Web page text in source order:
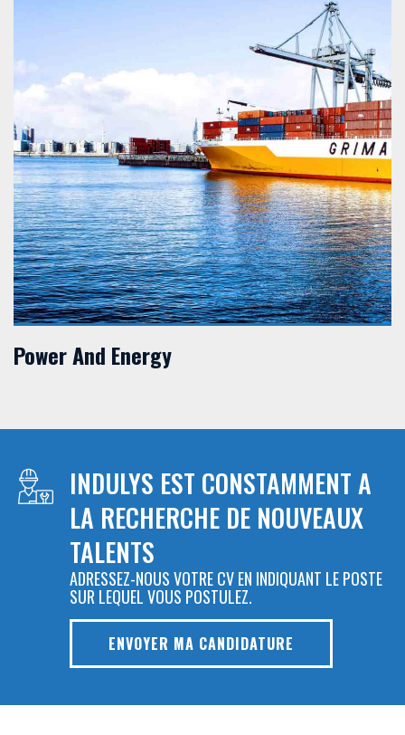
VIEW DETAILS
Power And Energy
INDULYS EST CONSTAMMENT A
LA RECHERCHE DE NOUVEAUX
TALENTS
ADRESSEZ-NOUS VOTRE CV EN INDIQUANT LE POSTE
SUR LEQUEL VOUS POSTULEZ.
ENVOYER MA CANDIDATURE